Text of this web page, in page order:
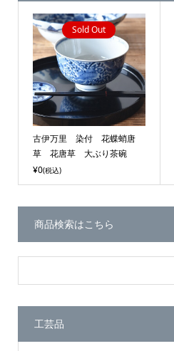
Sold Out
古伊万里 染付 花蝶蛸唐
草 花唐草 大ぶり茶碗
¥0(税込)
商品検索はこちら
工芸品